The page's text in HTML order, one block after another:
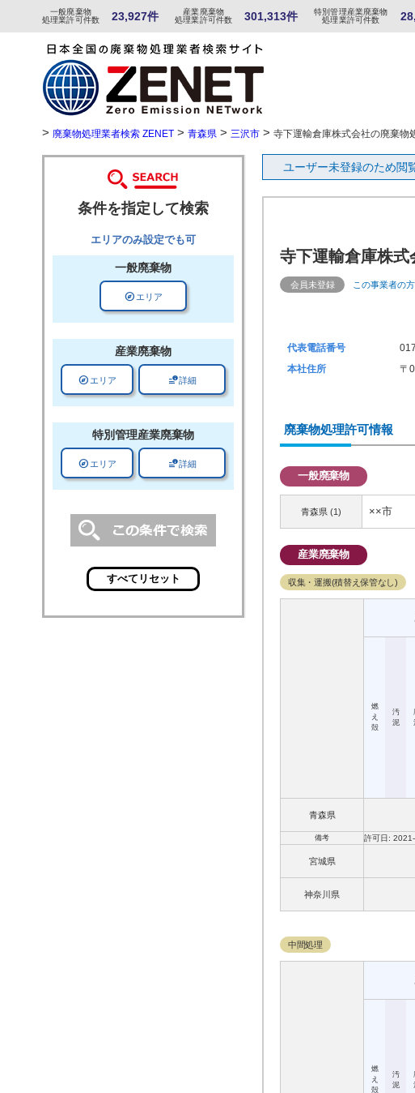
一般廃棄物
処理業許可件数
23,927件 産業廃棄物
処理業許可件数
301,313件 特別管理産業廃棄物
処理業許可件数
> 廃棄物処理業者検索 ZENET > 青森県 > 三沢市 > 寺下運輸倉庫株式会社の廃棄物
条件を指定して検索
エリアのみ設定でも可
一般廃棄物
explore エリア
産業廃棄物
explore エリア data_info_alert詳細
特別管理産業廃棄物
explore エリア data_info_alert詳細
ユーザー未登録のため閲
寺下運輸倉庫株式
会員未登録 この事業者の
代表電話番号
本社住所
〒
廃棄物処理許可情報
一般廃棄物
青森県 (1) ××市
産業廃棄物
収集・運搬(積替え保管なし)
燃
え
殻
汚
泥
青森県
備考 許可日:
宮城県
神奈川県
中間処理
燃
え
殻
汚
泥